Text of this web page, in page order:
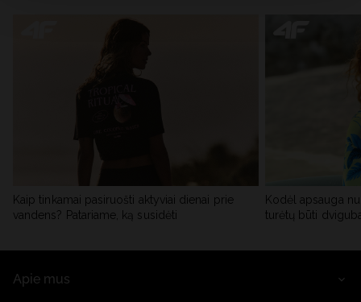
Kaip tinkamai pasiruošti aktyviai dienai prie
vandens? Patariame, ką susidėti
Kodėl apsauga
turėtų būti
Apie mus